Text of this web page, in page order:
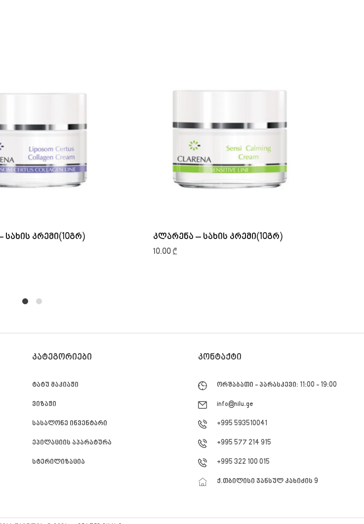
სახის კრემი(10გრ) კლარენა – სახის კრემი(10გრ)
10.00 ₾
ᲙᲐᲢᲔᲒᲝᲠᲘᲔᲑᲘ
ტატუ მაკიაჟი
ვიზაჟი
სასალონე ინვენტარი
ეპილაციის აპარატურა
სტერილიზაცია
ᲙᲝᲜᲢᲐᲥᲢᲘ
ორშაბათი - პარასკევი: 11:00 - 19:00
info@nilu.ge
+995 593510041
+995 577 214 915
+995 322 100 015
ქ.თბილისი ჯანსულ კახიძის 9